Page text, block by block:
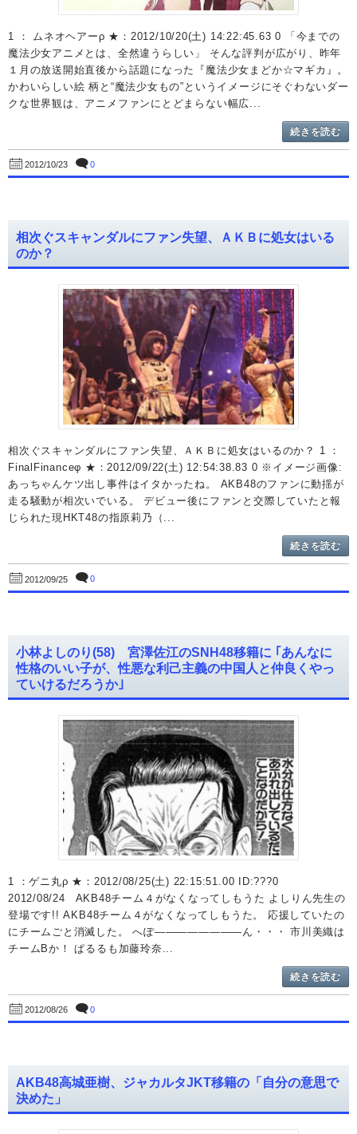
1 ： ムネオヘアーρ ★：2012/10/20(土) 14:22:45.63 0 「今までの
魔法少女アニメとは、全然違うらしい」 そんな評判が広がり、昨年
１月の放送開始直後から話題になった『魔法少女まどか☆マギカ』。
かわいらしい絵 柄と“魔法少女もの”というイメージにそぐわないダー
クな世界観は、アニメファンにとどまらない幅広...
続きを読む
2012/10/23 0
相次ぐスキャンダルにファン失望、ＡＫＢに処女はいる
のか？
相次ぐスキャンダルにファン失望、ＡＫＢに処女はいるのか？ 1 ：
FinalFinanceφ ★：2012/09/22(土) 12:54:38.83 0 ※イメージ画像:
あっちゃんケツ出し事件はイタかったね。 AKB48のファンに動揺が
走る騒動が相次いでいる。 デビュー後にファンと交際していたと報
じられた現HKT48の指原莉乃（...
続きを読む
2012/09/25 0
小林よしのり(58) 宮澤佐江のSNH48移籍に ｢あんなに
性格のいい子が、性悪な利己主義の中国人と仲良くやっ
ていけるだろうか｣
1 ：ゲニ丸ρ ★：2012/08/25(土) 22:15:51.00 ID:???0
2012/08/24 AKB48チーム４がなくなってしもうた よしりん先生の
登場です!! AKB48チーム４がなくなってしもうた。 応援していたの
にチームごと消滅した。 へぽ――――――――ん・・・ 市川美織は
チームBか！ ぱるるも加藤玲奈...
続きを読む
2012/08/26 0
AKB48高城亜樹、ジャカルタJKT移籍の「自分の意思で
決めた」